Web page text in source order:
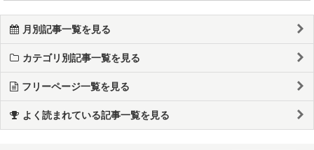
月別記事一覧を見る
カテゴリ別記事一覧を見る
フリーページ一覧を見る
よく読まれている記事一覧を見る